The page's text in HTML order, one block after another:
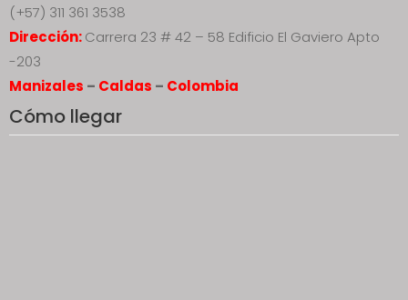
(+57) 311 361 3538
Dirección:Carrera 23 # 42 – 58 Edificio El Gaviero Apto
-203
Manizales – Caldas – Colombia
Cómo llegar